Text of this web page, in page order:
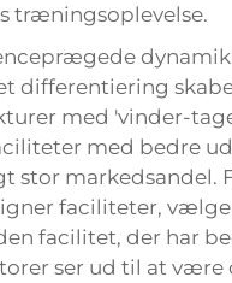
træningsoplevelse.
dynamik
differentiering
med 'vinder-
med bedre
stor markedsandel.
faciliteter,
facilitet, der har
ser ud til at